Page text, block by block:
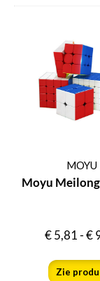
MOYU
Moyu
€5,81-€
Zie